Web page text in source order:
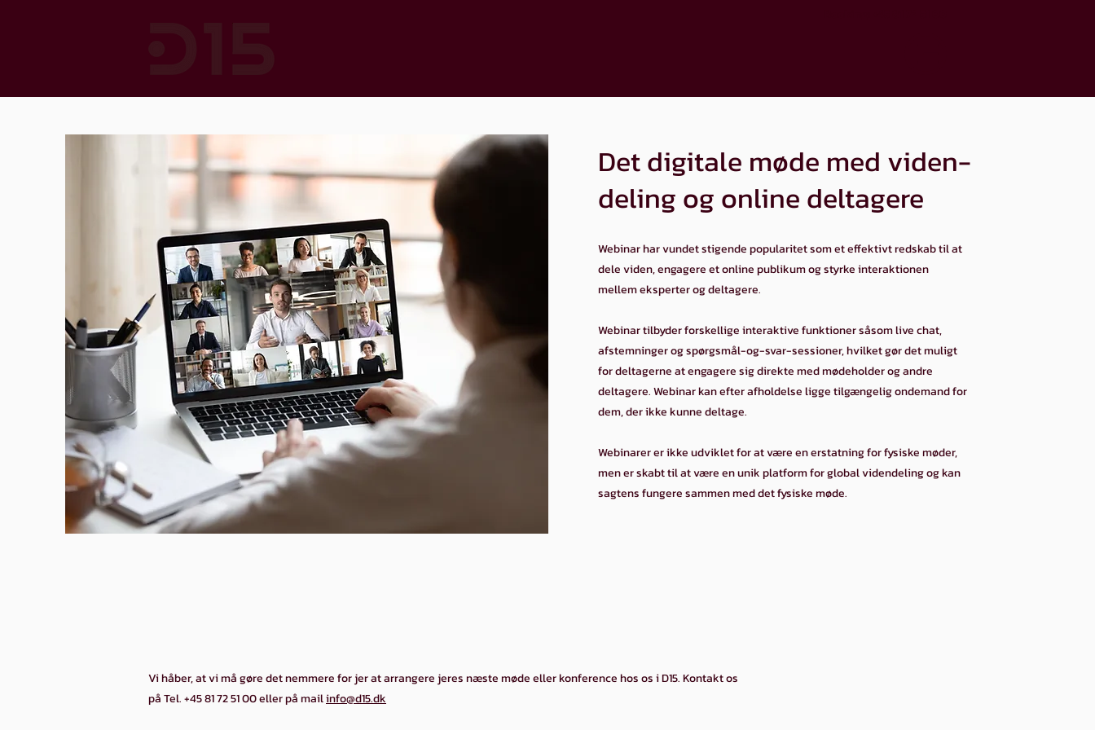
Det digitale møde med viden-
deling og online deltagere
Webinar har vundet stigende popularitet som et effektivt redskab til at
dele viden, engagere et online publikum og styrke interaktionen
mellem eksperter og deltagere.
Webinar tilbyder forskellige interaktive funktioner såsom live chat,
afstemninger og spørgsmål-og-svar-sessioner, hvilket gør det muligt
for deltagerne at engagere sig direkte med mødeholder og andre
deltagere. Webinar kan efter afholdelse ligge tilgængelig ondemand for
dem, der ikke kunne deltage.
Webinarer er ikke udviklet for at være en erstatning for fysiske møder,
men er skabt til at være en unik platform for global videndeling og kan
sagtens fungere sammen med det fysiske møde.
Vi håber, at vi må gøre det nemmere for jer at arrangere jeres næste møde eller konference hos os i D15. Kontakt os
på Tel. +45 81 72 51 00 eller på mailinfo@d15.dk